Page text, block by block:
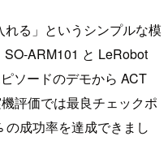
れる」というシンプルな模
ARM101 と LeRobot
ソードのデモから ACT
評価では最良チェックポ
の成功率を達成できまし